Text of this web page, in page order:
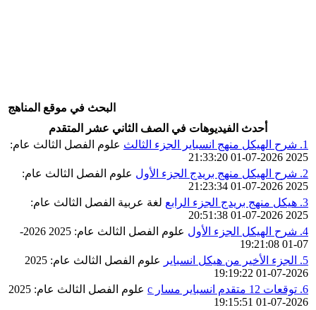
البحث في موقع المناهج
أحدث الفيديوهات في الصف الثاني عشر المتقدم
1. شرح الهيكل منهج انسباير الجزء الثالث
علوم الفصل الثالث عام:
2025
2026-07-01 21:33:20
2. شرح الهيكل منهج بريدج الجزء الأول
علوم الفصل الثالث عام:
2025
2026-07-01 21:23:34
3. هيكل منهج بريدج الجزء الرابع
لغة عربية الفصل الثالث عام:
2025
2026-07-01 20:51:38
4. شرح الهيكل الجزء الأول
علوم الفصل الثالث عام: 2025
2026-
07-01 19:21:08
5. الجزء الأخير من هيكل انسباير
علوم الفصل الثالث عام: 2025
2026-07-01 19:19:22
6. توقعات 12 متقدم انسباير مسار c
علوم الفصل الثالث عام: 2025
2026-07-01 19:15:51